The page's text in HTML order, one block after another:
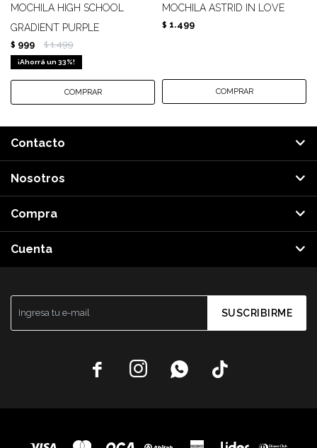
MOCHILA HIGH SCHOOL
GRADIENT PURPLE
$ 999 $ 1.499
33
MOCHILA ASTRID IN LOVE
$ 1.499
SUSCRIBIRME
   
Contacto
Nosotros
Compra
Cuenta